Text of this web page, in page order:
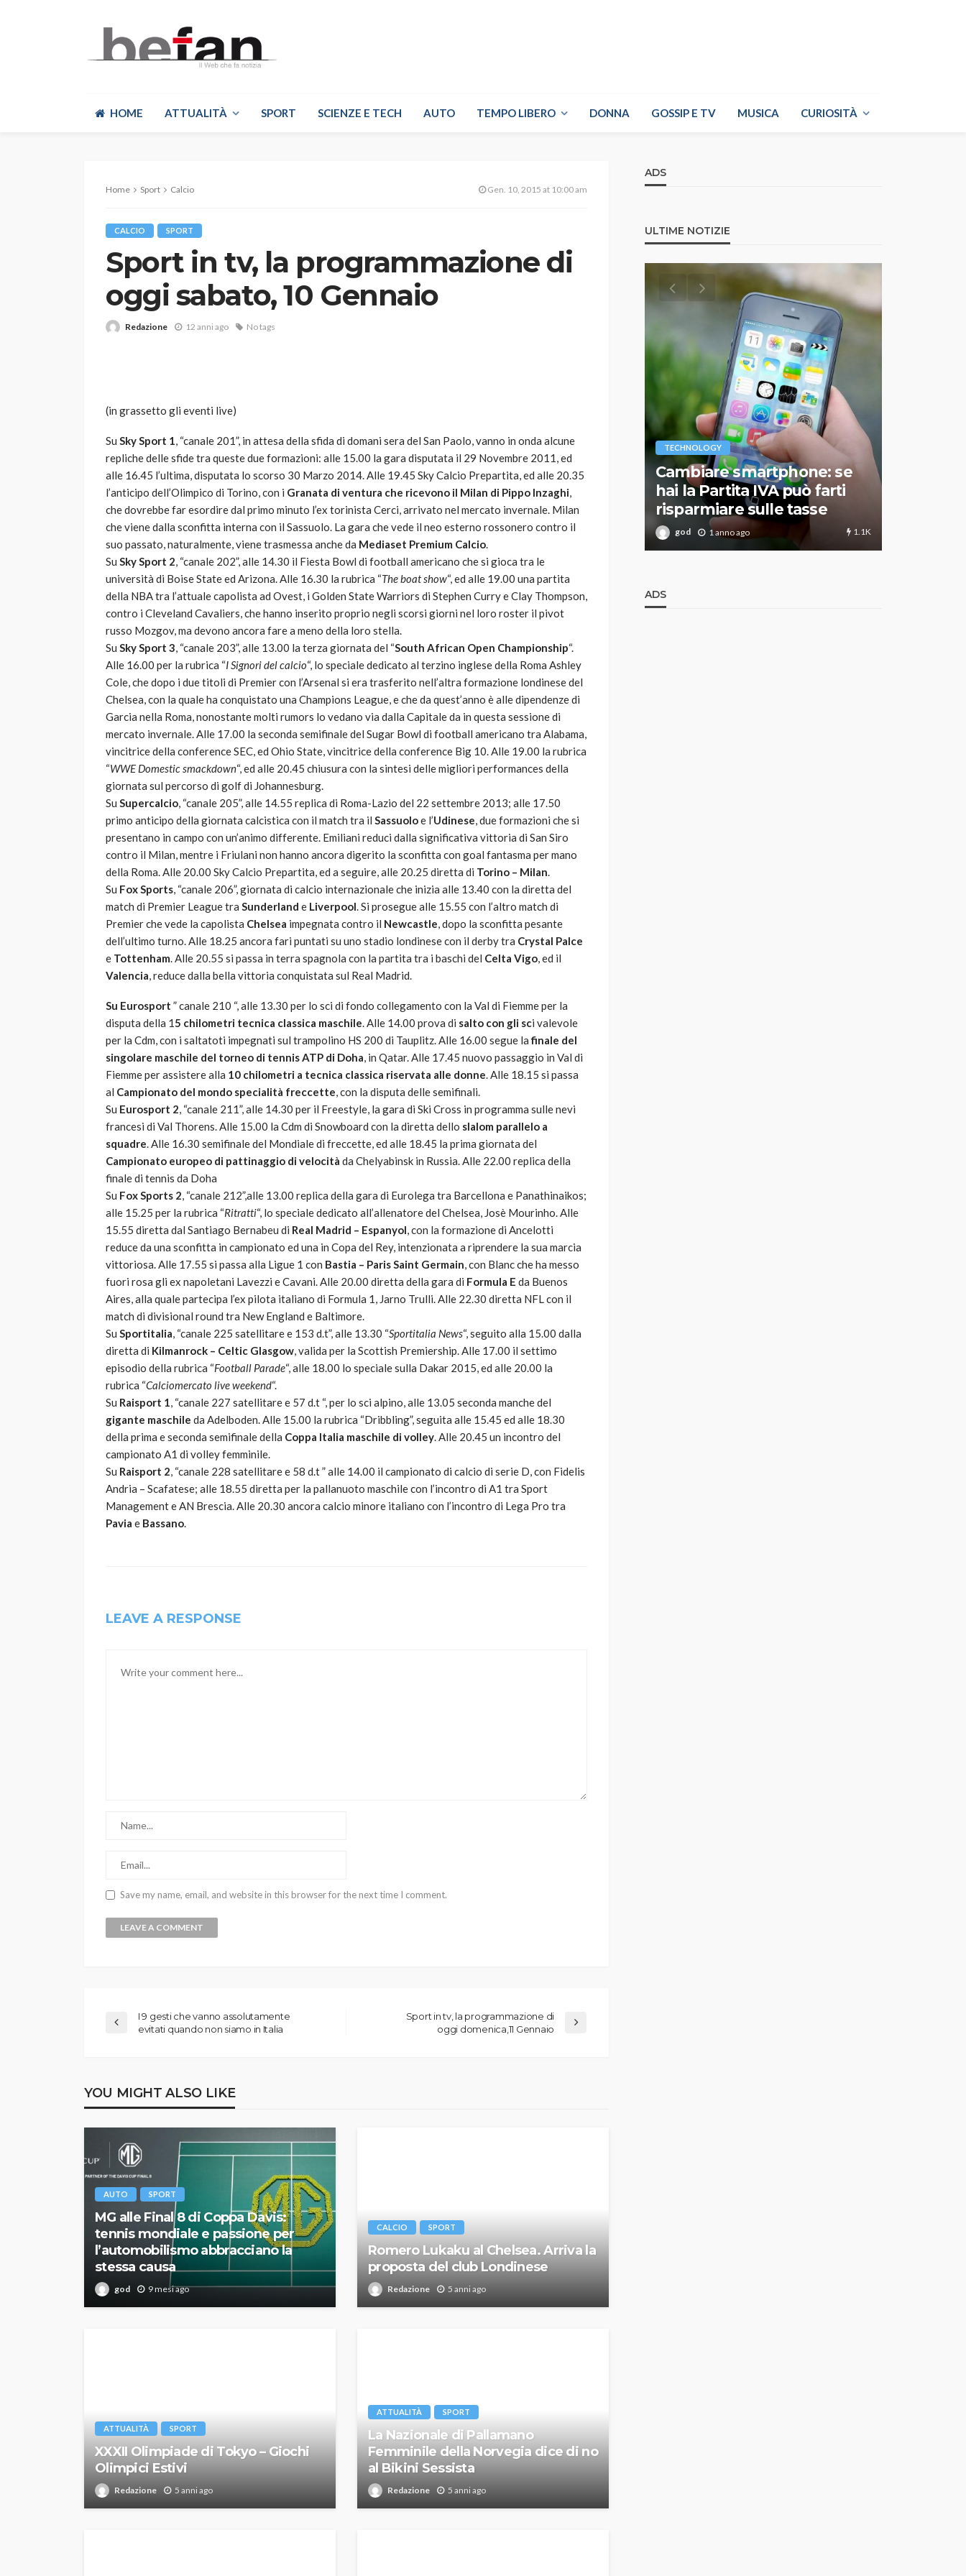
HOME ATTUALITÀ SPORT SCIENZE E TECH AUTO TEMPO LIBERO DONNA GOSSIP E TV MUSICA CURIOSITÀ
Home Sport Calcio Gen. 10, 2015 at 10:00 am
CALCIO SPORT
Sport in tv, la programmazione di
oggi sabato, 10 Gennaio
Redazione 12 anni ago No tags
(in grassetto gli eventi live)
Su Sky Sport 1, “canale 201”, in attesa della sfida di domani sera del San Paolo, vanno in onda alcune
repliche delle sfide tra queste due formazioni: alle 15.00 la gara disputata il 29 Novembre 2011, ed
alle 16.45 l’ultima, disputata lo scorso 30 Marzo 2014. Alle 19.45 Sky Calcio Prepartita, ed alle 20.35
l’anticipo dell’Olimpico di Torino, con i Granata di ventura che ricevono il Milan di Pippo Inzaghi,
che dovrebbe far esordire dal primo minuto l’ex torinista Cerci, arrivato nel mercato invernale. Milan
che viene dalla sconfitta interna con il Sassuolo. La gara che vede il neo esterno rossonero contro il
suo passato, naturalmente, viene trasmessa anche da Mediaset Premium Calcio.
Su Sky Sport 2, “canale 202”, alle 14.30 il Fiesta Bowl di football americano che si gioca tra le
università di Boise State ed Arizona. Alle 16.30 la rubrica “The boat show“, ed alle 19.00 una partita
della NBA tra l’attuale capolista ad Ovest, i Golden State Warriors di Stephen Curry e Clay Thompson,
contro i Cleveland Cavaliers, che hanno inserito proprio negli scorsi giorni nel loro roster il pivot
russo Mozgov, ma devono ancora fare a meno della loro stella.
Su Sky Sport 3, “canale 203”, alle 13.00 la terza giornata del “South African Open Championship“.
Alle 16.00 per la rubrica “I Signori del calcio“, lo speciale dedicato al terzino inglese della Roma Ashley
Cole, che dopo i due titoli di Premier con l’Arsenal si era trasferito nell’altra formazione londinese del
Chelsea, con la quale ha conquistato una Champions League, e che da quest’anno è alle dipendenze di
Garcia nella Roma, nonostante molti rumors lo vedano via dalla Capitale da in questa sessione di
mercato invernale. Alle 17.00 la seconda semifinale del Sugar Bowl di football americano tra Alabama,
vincitrice della conference SEC, ed Ohio State, vincitrice della conference Big 10. Alle 19.00 la rubrica
“WWE Domestic smackdown“, ed alle 20.45 chiusura con la sintesi delle migliori performances della
giornata sul percorso di golf di Johannesburg.
Su Supercalcio, “canale 205”, alle 14.55 replica di Roma-Lazio del 22 settembre 2013; alle 17.50
primo anticipo della giornata calcistica con il match tra il Sassuoloe l’Udinese, due formazioni che si
presentano in campo con un’animo differente. Emiliani reduci dalla significativa vittoria di San Siro
contro il Milan, mentre i Friulani non hanno ancora digerito la sconfitta con goal fantasma per mano
della Roma. Alle 20.00 Sky Calcio Prepartita, ed a seguire, alle 20.25 diretta di Torino – Milan.
Su Fox Sports, “canale 206”, giornata di calcio internazionale che inizia alle 13.40 con la diretta del
match di Premier League tra Sunderland e Liverpool. Si prosegue alle 15.55 con l’altro match di
Premier che vede la capolista Chelsea impegnata contro il Newcastle, dopo la sconfitta pesante
dell’ultimo turno. Alle 18.25 ancora fari puntati su uno stadio londinese con il derby tra Crystal Palce
e Tottenham. Alle 20.55 si passa in terra spagnola con la partita tra i baschi del Celta Vigo, ed il
Valencia, reduce dalla bella vittoria conquistata sul Real Madrid.
Su Eurosport ” canale 210 “, alle 13.30 per lo sci di fondo collegamento con la Val di Fiemme per la
disputa della 15 chilometri tecnica classica maschile. Alle 14.00 prova di salto con gli sci valevole
per la Cdm, con i saltatoti impegnati sul trampolino HS 200 di Tauplitz. Alle 16.00 segue lafinale del
singolare maschile del torneo di tennis ATP di Doha, in Qatar. Alle 17.45 nuovo passaggio in Val di
Fiemme per assistere alla 10 chilometri a tecnica classica riservata alle donne. Alle 18.15 si passa
al Campionato del mondo specialità freccette, con la disputa delle semifinali.
Su Eurosport 2, “canale 211”, alle 14.30 per il Freestyle, la gara di Ski Cross in programma sulle nevi
francesi di Val Thorens. Alle 15.00 la Cdm di Snowboard con la diretta dello slalom parallelo a
squadre. Alle 16.30 semifinale del Mondiale di freccette, ed alle 18.45 la prima giornata del
Campionato europeo di pattinaggio di velocità da Chelyabinsk in Russia. Alle 22.00 replica della
finale di tennis da Doha
Su Fox Sports 2, “canale 212”,alle 13.00 replica della gara di Eurolega tra Barcellona e Panathinaikos;
alle 15.25 per la rubrica “Ritratti“, lo speciale dedicato all’allenatore del Chelsea, Josè Mourinho. Alle
15.55 diretta dal Santiago Bernabeu di Real Madrid – Espanyol, con la formazione di Ancelotti
reduce da una sconfitta in campionato ed una in Copa del Rey, intenzionata a riprendere la sua marcia
vittoriosa. Alle 17.55 si passa alla Ligue 1 con Bastia – Paris Saint Germain, con Blanc che ha messo
fuori rosa gli ex napoletani Lavezzi e Cavani. Alle 20.00 diretta della gara di Formula E da Buenos
Aires, alla quale partecipa l’ex pilota italiano di Formula 1, Jarno Trulli. Alle 22.30 diretta NFL con il
match di divisional round tra New England e Baltimore.
Su Sportitalia, “canale 225 satellitare e 153 d.t”, alle 13.30 “Sportitalia News“, seguito alla 15.00 dalla
diretta di Kilmanrock – Celtic Glasgow, valida per la Scottish Premiership. Alle 17.00 il settimo
episodio della rubrica “Football Parade“, alle 18.00 lo speciale sulla Dakar 2015, ed alle 20.00 la
rubrica “Calciomercato live weekend“.
Su Raisport 1, “canale 227 satellitare e 57 d.t “, per lo sci alpino, alle 13.05 seconda manche del
gigante maschile da Adelboden. Alle 15.00 la rubrica “Dribbling”, seguita alle 15.45 ed alle 18.30
della prima e seconda semifinale della Coppa Italia maschile di volley. Alle 20.45 un incontro del
campionato A1 di volley femminile.
Su Raisport 2, “canale 228 satellitare e 58 d.t ” alle 14.00 il campionato di calcio di serie D, con Fidelis
Andria – Scafatese; alle 18.55 diretta per la pallanuoto maschile con l’incontro di A1 tra Sport
Management e AN Brescia. Alle 20.30 ancora calcio minore italiano con l’incontro di Lega Pro tra
Pavia e Bassano.
LEAVE A RESPONSE
Save my name, email, and website in this browser for the next time I comment.
I 9 gesti che vanno assolutamente
evitati quando non siamo in Italia
Sport in tv, la programmazione di
oggi domenica,11 Gennaio
YOU MIGHT ALSO LIKE
AUTO SPORT
MG alle Final 8 di Coppa Davis:
tennis mondiale e passione per
l’automobilismo abbracciano la
stessa causa
god 9 mesi ago
CALCIO SPORT
Romero Lukaku al Chelsea. Arriva la
proposta del club Londinese
Redazione 5 anni ago
ATTUALITÀ SPORT
XXXII Olimpiade di Tokyo – Giochi
Olimpici Estivi
Redazione 5 anni ago
ATTUALITÀ SPORT
La Nazionale di Pallamano
Femminile della Norvegia dice di no
al Bikini Sessista
Redazione 5 anni ago
ADS
ULTIME NOTIZIE
Robot tagliaerba: quale
scegliere per il tuo prato
god 1 anno ago 784
MG alle Final 8 di Coppa
Davis: tennis mondiale e
passione per
l’automobilismo
abbracciano la stessa causa
god 9 mesi ago
TECHNOLOGY
Cambiare smartphone: se
hai la Partita IVA può farti
risparmiare sulle tasse
god 1 anno ago 1.1K
ADS